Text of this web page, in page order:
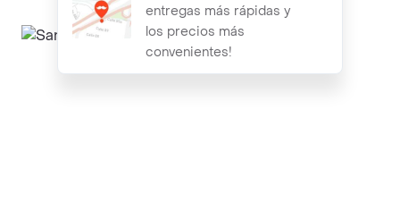
entregas más rápidas y
los precios más
convenientes!